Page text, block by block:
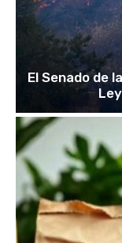
El Senado de